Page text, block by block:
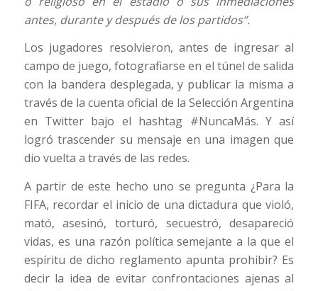
antes, durante y después de los partidos”.
Los jugadores resolvieron, antes de ingresar al
campo de juego, fotografiarse en el túnel de salida
con la bandera desplegada, y publicar la misma a
través de la cuenta oficial de la Selección Argentina
en Twitter bajo el hashtag #NuncaMás. Y así
logró trascender su mensaje en una imagen que
dio vuelta a través de las redes.
A partir de este hecho uno se pregunta ¿Para la
FIFA, recordar el inicio de una dictadura que violó,
mató, asesinó, torturó, secuestró, desapareció
vidas, es una razón política semejante a la que el
espíritu de dicho reglamento apunta prohibir? Es
decir la idea de evitar confrontaciones ajenas al